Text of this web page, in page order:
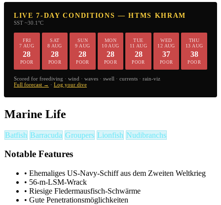
LIVE 7-DAY CONDITIONS — HTMS KHRAM
SST ~30.1°C
FRI
7 AUG
28
POOR
SAT
8 AUG
28
POOR
SUN
9 AUG
28
POOR
MON
10 AUG
28
POOR
TUE
11 AUG
28
POOR
WED
12 AUG
37
POOR
THU
13 AUG
38
POOR
Scored for freediving · wind · waves · swell · currents · rain-viz
Full forecast → · Log your dive
Marine Life
Batfish Barracuda Groupers Lionfish Nudibranchs
Notable Features
• Ehemaliges US-Navy-Schiff aus dem Zweiten Weltkrieg
• 56-m-LSM-Wrack
• Riesige Fledermausfisch-Schwärme
• Gute Penetrationsmöglichkeiten